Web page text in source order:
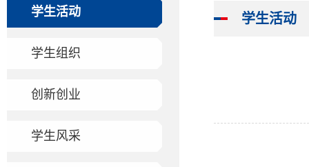
学生活动
学生组织
创新创业
学生风采
学生活动